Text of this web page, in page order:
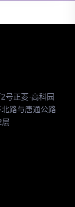
号正菱·高科园
北路与唐通公路
层